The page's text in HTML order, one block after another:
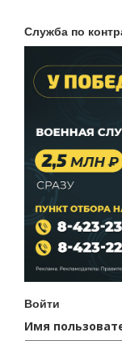
Служба по
Войти
Имя